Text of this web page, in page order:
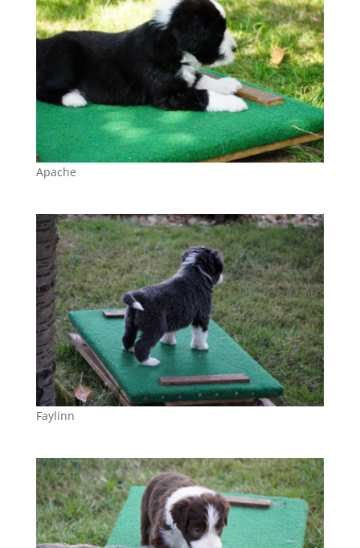
Apache
Faylinn